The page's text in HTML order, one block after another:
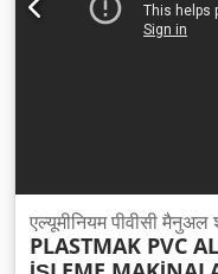
एल्यूमीनियम पीवीसी मैनुअल
PLASTMAK PVC